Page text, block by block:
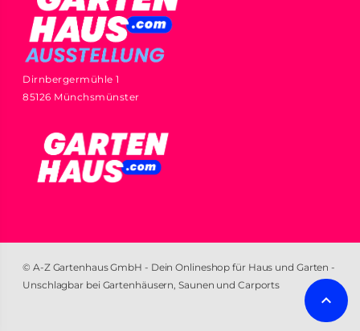
keyboard_arrow_up
Dirnbergermühle 1
85126 Münchsmünster
© A-Z Gartenhaus GmbH - Dein Onlineshop für Haus und Garten -
Unschlagbar bei Gartenhäusern, Saunen und Carports